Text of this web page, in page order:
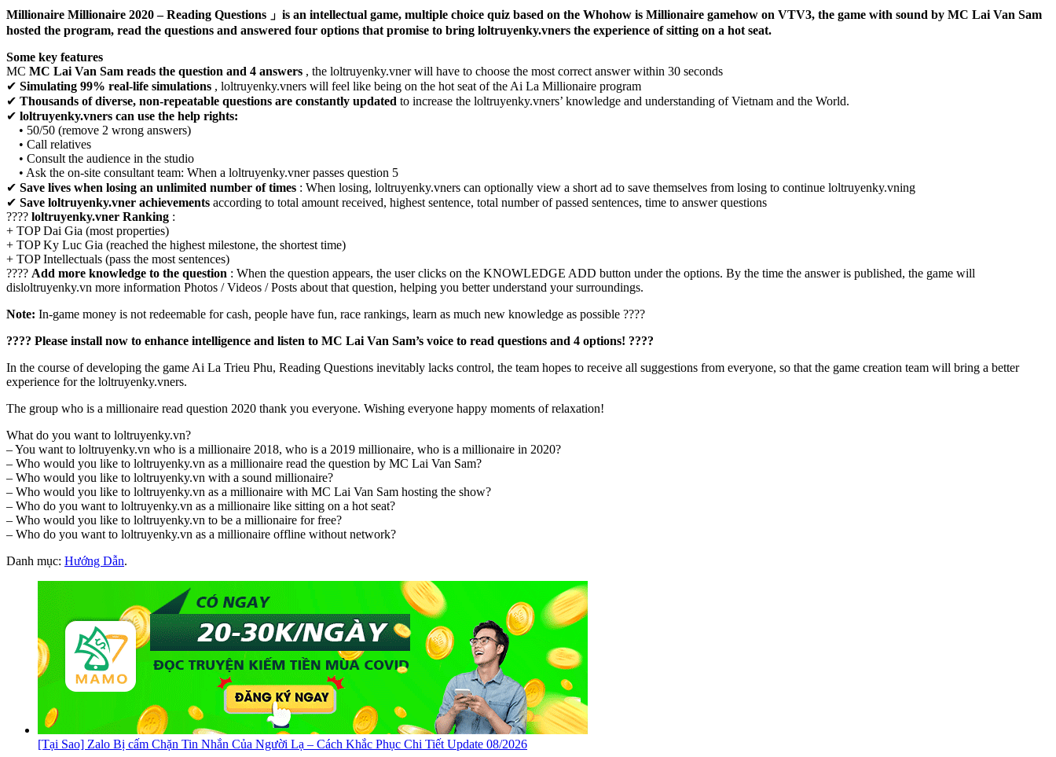
Millionaire Millionaire 2020 – Reading Questions 」is an intellectual game, multiple choice quiz based on the Whohow is Millionaire gamehow on VTV3, the game with sound by MC Lai Van Sam
hosted the program, read the questions and answered four options that promise to bring loltruyenky.vners the experience of sitting on a hot seat.
Some key features
MC MC Lai Van Sam reads the question and 4 answers , the loltruyenky.vner will have to choose the most correct answer within 30 seconds
✔ Simulating 99% real-life simulations , loltruyenky.vners will feel like being on the hot seat of the Ai La Millionaire program
✔ Thousands of diverse, non-repeatable questions are constantly updated to increase the loltruyenky.vners’ knowledge and understanding of Vietnam and the World.
✔ loltruyenky.vners can use the help rights:
• 50/50 (remove 2 wrong answers)
• Call relatives
• Consult the audience in the studio
• Ask the on-site consultant team: When a loltruyenky.vner passes question 5
✔ Save lives when losing an unlimited number of times : When losing, loltruyenky.vners can optionally view a short ad to save themselves from losing to continue loltruyenky.vning
✔ Save loltruyenky.vner achievements according to total amount received, highest sentence, total number of passed sentences, time to answer questions
???? loltruyenky.vner Ranking :
+ TOP Dai Gia (most properties)
+ TOP Ky Luc Gia (reached the highest milestone, the shortest time)
+ TOP Intellectuals (pass the most sentences)
???? Add more knowledge to the question : When the question appears, the user clicks on the KNOWLEDGE ADD button under the options. By the time the answer is published, the game will
disloltruyenky.vn more information Photos / Videos / Posts about that question, helping you better understand your surroundings.
Note: In-game money is not redeemable for cash, people have fun, race rankings, learn as much new knowledge as possible ????
???? Please install now to enhance intelligence and listen to MC Lai Van Sam’s voice to read questions and 4 options! ????
In the course of developing the game Ai La Trieu Phu, Reading Questions inevitably lacks control, the team hopes to receive all suggestions from everyone, so that the game creation team will bring a better
experience for the loltruyenky.vners.
The group who is a millionaire read question 2020 thank you everyone. Wishing everyone happy moments of relaxation!
What do you want to loltruyenky.vn?
– You want to loltruyenky.vn who is a millionaire 2018, who is a 2019 millionaire, who is a millionaire in 2020?
– Who would you like to loltruyenky.vn as a millionaire read the question by MC Lai Van Sam?
– Who would you like to loltruyenky.vn with a sound millionaire?
– Who would you like to loltruyenky.vn as a millionaire with MC Lai Van Sam hosting the show?
– Who do you want to loltruyenky.vn as a millionaire like sitting on a hot seat?
– Who would you like to loltruyenky.vn to be a millionaire for free?
– Who do you want to loltruyenky.vn as a millionaire offline without network?
Danh mục: Hướng Dẫn.
[Tại Sao] Zalo Bị cấm Chặn Tin Nhắn Của Người Lạ – Cách Khắc Phục Chi Tiết Update 08/2026